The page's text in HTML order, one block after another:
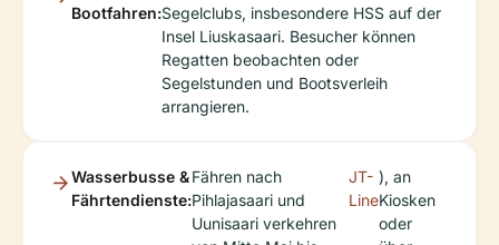
Bootfahren:Segelclubs, insbesondere HSS auf der
Insel Liuskasaari. Besucher können
Regatten beobachten oder
Segelstunden und Bootsverleih
arrangieren.
Wasserbusse &
Fährtendienste:
Fähren nach
Pihlajasaari und
Uunisaari verkehren
JT-
Line
), an
Kiosken
oder